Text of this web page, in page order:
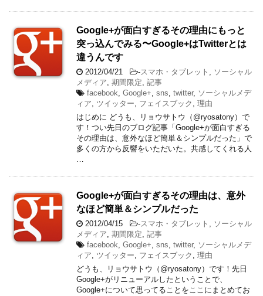
Google+が面白すぎるその理由にもっと
突っ込んでみる〜Google+はTwitterとは
違うんです
2012/04/21 -スマホ・タブレット
ソーシャル
メディア 期間限定 記事
facebook Google+ sns twitter, ソーシャルメデ
ィア
ツイッター フェイスブック
理由
はじめに どうも、リョウサトウ（@ryosatony）で
す！つい先日のブログ記事「Google+が面白すぎる
その理由は、意外なほど簡単＆シンプルだった」で
多くの方から反響をいただいた。共感してくれる人
Google+が面白すぎるその理由は、意外
なほど簡単＆シンプルだった
2012/04/15 -スマホ・タブレット
ソーシャル
メディア 期間限定 記事
facebook Google+ sns twitter, ソーシャルメデ
ィア
ツイッター フェイスブック
理由
どうも、リョウサトウ（@ryosatony）です！先日
Google+がリニューアルしたということで、
Google+について思ってることをここにまとめてお